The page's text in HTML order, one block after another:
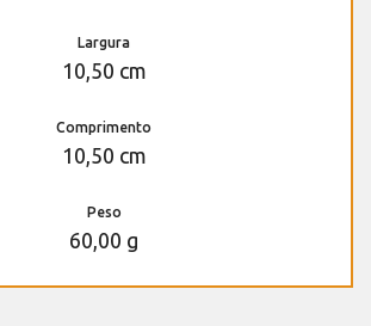
Largura
10,50 cm
Comprimento
10,50 cm
Peso
60,00 g